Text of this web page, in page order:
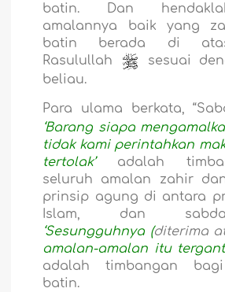
batin. Dan
amalannya baik yang
batin berada di
Rasulullah
sesuai
beliau.
Para ulama berkata,
‘Barang siapa
tidak kami perintahkan
tertolak’ adalah
seluruh amalan zahir
prinsip agung di antara
Islam, dan
‘Sesungguhnya (diterima
amalan-amalan itu
adalah timbangan
batin.